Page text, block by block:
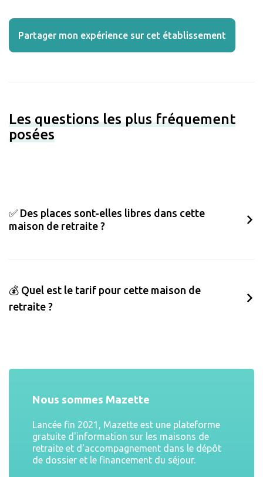
Partager mon expérience sur cet établissement
Les questions les plus fréquement
posées
✅ Des places sont-elles libres dans cette
maison de retraite ?
💰 Quel est le tarif pour cette maison de
retraite ?
Nous sommes Mazette
Lancée fin 2021, Mazette est une plateforme
gratuite d'information sur les maisons de
retraite et d'accompagnement dans le dépôt
de dossier et le financement du séjour.